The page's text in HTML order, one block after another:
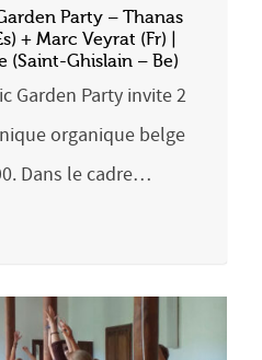
Party – Thanas
+ Marc Veyrat (Fr) |
(Saint-Ghislain – Be)
Garden Party invite 2
organique belge
Dans le cadre…